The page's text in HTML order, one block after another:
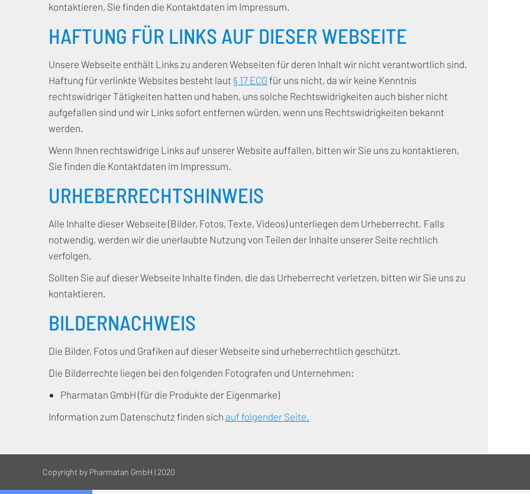
kontaktieren, Sie finden die Kontaktdaten im Impressum.
HAFTUNG FÜR LINKS AUF DIESER WEBSEITE
Unsere Webseite enthält Links zu anderen Webseiten für deren Inhalt wir nicht verantwortlich sind.
Haftung für verlinkte Websites besteht laut § 17 ECG für uns nicht, da wir keine Kenntnis
rechtswidriger Tätigkeiten hatten und haben, uns solche Rechtswidrigkeiten auch bisher nicht
aufgefallen sind und wir Links sofort entfernen würden, wenn uns Rechtswidrigkeiten bekannt
werden.
Wenn Ihnen rechtswidrige Links auf unserer Website auffallen, bitten wir Sie uns zu kontaktieren,
Sie finden die Kontaktdaten im Impressum.
URHEBERRECHTSHINWEIS
Alle Inhalte dieser Webseite (Bilder, Fotos, Texte, Videos) unterliegen dem Urheberrecht. Falls
notwendig, werden wir die unerlaubte Nutzung von Teilen der Inhalte unserer Seite rechtlich
verfolgen.
Sollten Sie auf dieser Webseite Inhalte finden, die das Urheberrecht verletzen, bitten wir Sie uns zu
kontaktieren.
BILDERNACHWEIS
Die Bilder, Fotos und Grafiken auf dieser Webseite sind urheberrechtlich geschützt.
Die Bilderrechte liegen bei den folgenden Fotografen und Unternehmen:
Pharmatan GmbH (für die Produkte der Eigenmarke)
Information zum Datenschutz finden sich auf folgender Seite.
Copyright by Pharmatan GmbH | 2020